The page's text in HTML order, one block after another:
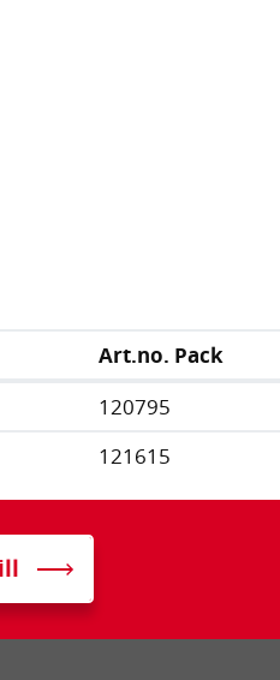
Art.no. Pack
120795
121615